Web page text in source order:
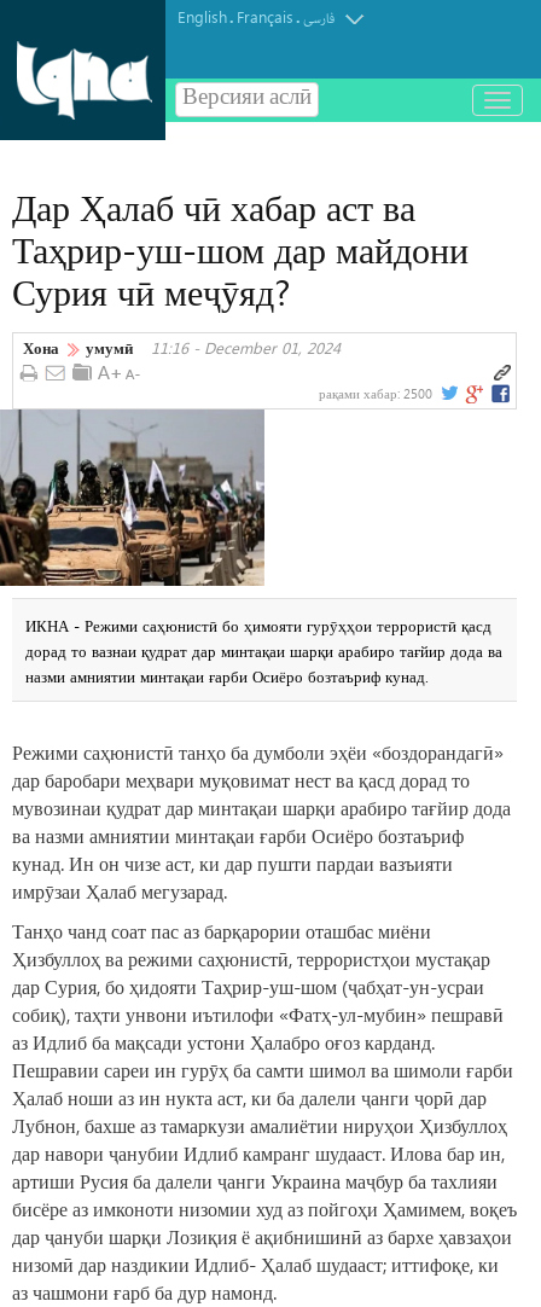
English. Français.فارسی
Версияи аслӣ
باز
و
Дар Ҳалаб чӣ хабар аст ва
Таҳрир-уш-шом дар майдони
Сурия чӣ меҷӯяд?
Хона умумӣ 11:16 - December 01, 2024
рақами хабар: 2500
ИКНА - Режими саҳюнистӣ бо ҳимояти гурӯҳҳои террористӣ қасд
дорад то вазнаи қудрат дар минтақаи шарқи арабиро тағйир дода ва
назми амниятии минтақаи ғарби Осиёро бозтаъриф кунад.
Режими саҳюнистӣ танҳо ба думболи эҳёи «боздорандагӣ»
дар баробари меҳвари муқовимат нест ва қасд дорад то
мувозинаи қудрат дар минтақаи шарқи арабиро тағйир дода
ва назми амниятии минтақаи ғарби Осиёро бозтаъриф
кунад. Ин он чизе аст, ки дар пушти пардаи вазъияти
имрӯзаи Ҳалаб мегузарад.
Танҳо чанд соат пас аз барқарории оташбас миёни
Ҳизбуллоҳ ва режими саҳюнистӣ, террористҳои мустақар
дар Сурия, бо ҳидояти Таҳрир-уш-шом (ҷабҳат-ун-усраи
собиқ), таҳти унвони иътилофи «Фатҳ-ул-мубин» пешравӣ
аз Идлиб ба мақсади устони Ҳалабро оғоз карданд.
Пешравии сареи ин гурӯҳ ба самти шимол ва шимоли ғарби
Ҳалаб ноши аз ин нукта аст, ки ба далели ҷанги ҷорӣ дар
Лубнон, бахше аз тамаркузи амалиётии нируҳои Ҳизбуллоҳ
дар навори ҷанубии Идлиб камранг шудааст. Илова бар ин,
артиши Русия ба далели ҷанги Украина маҷбур ба тахлияи
бисёре аз имконоти низомии худ аз пойгоҳи Ҳамимем, воқеъ
дар ҷануби шарқи Лозиқия ё ақибнишинӣ аз бархе ҳавзаҳои
низомӣ дар наздикии Идлиб- Ҳалаб шудааст; иттифоқе, ки
аз чашмони ғарб ба дур намонд.